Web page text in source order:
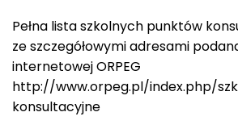
Pełna lista szkolnych punktów
ze szczegółowymi adresami
internetowej ORPEG
http://www.orpeg.pl/index.php/
konsultacyjne